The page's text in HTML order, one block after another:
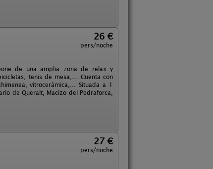
26 €
pers/noche
de una amplia zona de relax y
tenis de mesa,... Cuenta con
vitrocerámica,... Situada a 1
de Queralt, Macizo del Pedraforca,
27 €
pers/noche